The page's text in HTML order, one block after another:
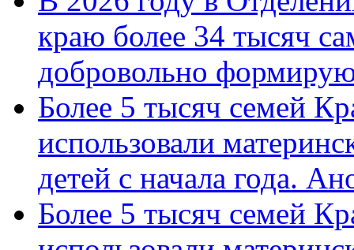
краю более 34 тысяч
добровольно
Более 5 тысяч семей
использовали
детей с начала года.
Более 5 тысяч семей